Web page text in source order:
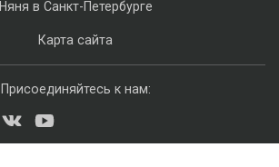
Няня в Санкт-Петербурге
Карта сайта
Присоединяйтесь к нам: